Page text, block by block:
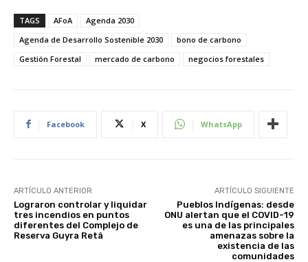
TAGS AFoA
Agenda 2030
Agenda de Desarrollo Sostenible 2030
bono de carbono
Gestión Forestal
mercado de carbono negocios forestales
Facebook X WhatsApp
ARTÍCULO ANTERIOR
Lograron controlar y liquidar
tres incendios en puntos
diferentes del Complejo de
Reserva Guyra Retâ
ARTÍCULO SIGUIENTE
Pueblos Indígenas: desde
ONU alertan que el COVID-19
es una de las principales
amenazas sobre la
existencia de las
comunidades